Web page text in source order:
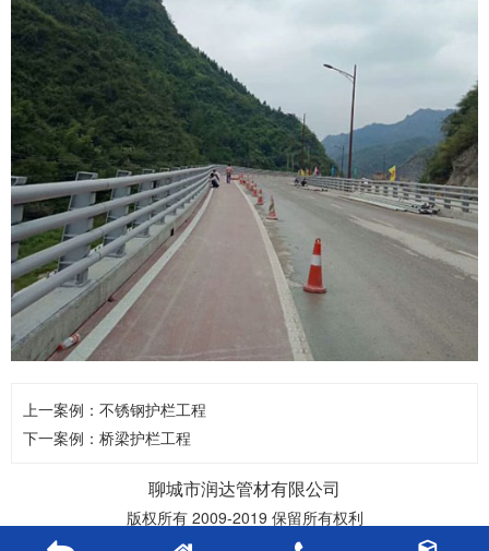
上一案例： 不锈钢护栏工程
下一案例： 桥梁护栏工程
聊城市润达管材有限公司
版权所有 2009-2019 保留所有权利